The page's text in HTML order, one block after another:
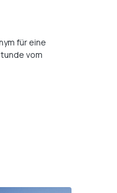
für eine
vom